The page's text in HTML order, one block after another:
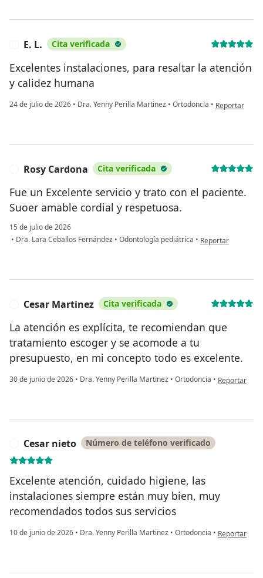
E. L. Cita verificada
Excelentes instalaciones, para resaltar la atención
y calidez humana
24 de julio de 2026 • Dra. Yenny Perilla Martinez • Ortodoncia • en opinión del
Reportar
Rosy Cardona Cita verificada
Fue un Excelente servicio y trato con el paciente.
Suoer amable cordial y respetuosa.
15 de julio de 2026
• Dra. Lara Ceballos Fernández • Odontología pediátrica • en opinión del
Reportar
Cesar Martinez Cita verificada
La atención es explícita, te recomiendan que
tratamiento escoger y se acomode a tu
presupuesto, en mi concepto todo es excelente.
30 de junio de 2026 • Dra. Yenny Perilla Martinez • Ortodoncia • en opinión
Reportar
Cesar nieto Número de teléfono verificado
Excelente atención, cuidado higiene, las
instalaciones siempre están muy bien, muy
recomendados todos sus servicios
10 de junio de 2026 • Dra. Yenny Perilla Martinez • Ortodoncia • en opinión
Reportar